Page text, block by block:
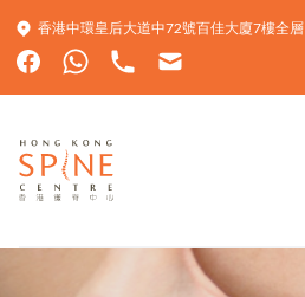
香港中環皇后大道中72號百佳大廈7樓全層
Hong Kong Spine Centre